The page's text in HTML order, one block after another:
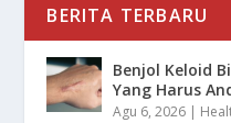
BERITA TERBARU
Benjol Keloid
Yang Harus
Agu 6, 2026 |